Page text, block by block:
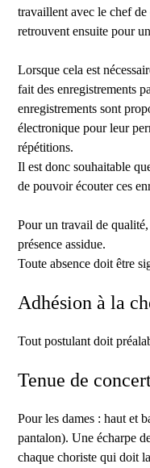
travaillent avec le chef
retrouvent ensuite pour
Lorsque cela est
fait des enregistrements
enregistrements sont
électronique pour leur
répétitions.
Il est donc souhaitable
de pouvoir écouter ces
Pour un travail de
présence assidue.
Toute absence doit être
Adhésion à la
Tout postulant doit
Tenue de
Pour les dames : haut et
pantalon). Une écharpe
chaque choriste qui doit